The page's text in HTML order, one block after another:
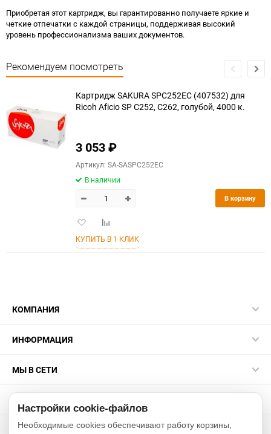
Приобретая этот картридж, вы гарантированно получаете яркие и
четкие отпечатки с каждой страницы, поддерживая высокий
уровень профессионализма ваших документов.
Рекомендуем посмотреть
Картридж SAKURA SPC252EC (407532) для
Ricoh Aficio SP C252, C262, голубой, 4000 к.
3 053₽
Артикул: SA-SASPC252EC
В наличии
Добавить
избранное
Добавить
сравнению
В корзину
КУПИТЬ В 1 КЛИК
КОМПАНИЯ
ИНФОРМАЦИЯ
МЫ В СЕТИ
2015-2026 sakurarussia.ru
Настройки cookie-файлов
Необходимые cookies обеспечивают работу корзины,